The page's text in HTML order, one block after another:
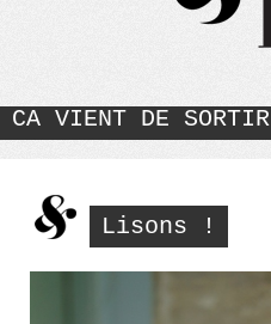
CA VIENT DE SORTIR
Lisons !